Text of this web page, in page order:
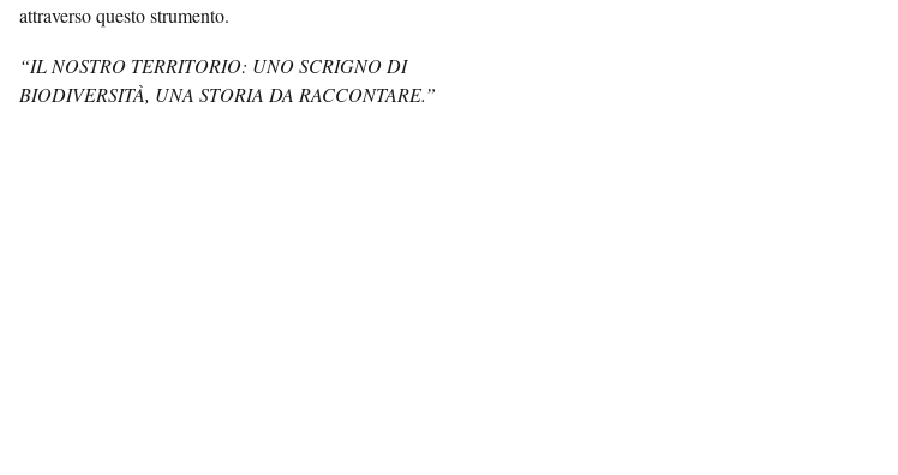
attraverso questo strumento.
“IL NOSTRO TERRITORIO: UNO SCRIGNO DI
BIODIVERSITÀ, UNA STORIA DA RACCONTARE.”